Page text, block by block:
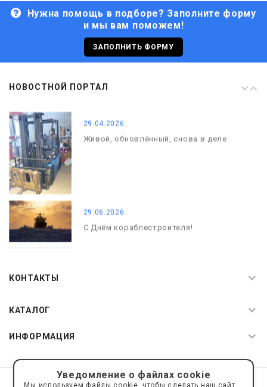
Нужна помощь в подборе? Заполните форму
и мы вам поможем!
ЗАПОЛНИТЬ ФОРМУ
НОВОСТНОЙ ПОРТАЛ
29.06.2026
С Днём кораблестроителя!
С Днём Победы. Память, которая с
29.04.2026
Живой, обновлённый, снова в деле
29.06.2026
С Днём кораблестроителя!
КОНТАКТЫ
КАТАЛОГ
ИНФОРМАЦИЯ
© 2019—2026 Интернет пространство АкваРос sale@a-ros.ru
Уведомление о файлах cookie
Мы используем файлы cookie, чтобы сделать наш сайт